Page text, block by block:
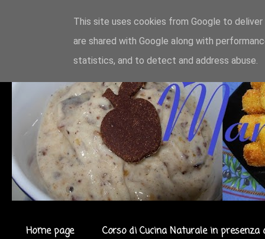
Home page Corso di Cucina Naturale in presenza
This site uses cookies from Google to
are shared with Google along with
statistics, and to detect and address abuse.